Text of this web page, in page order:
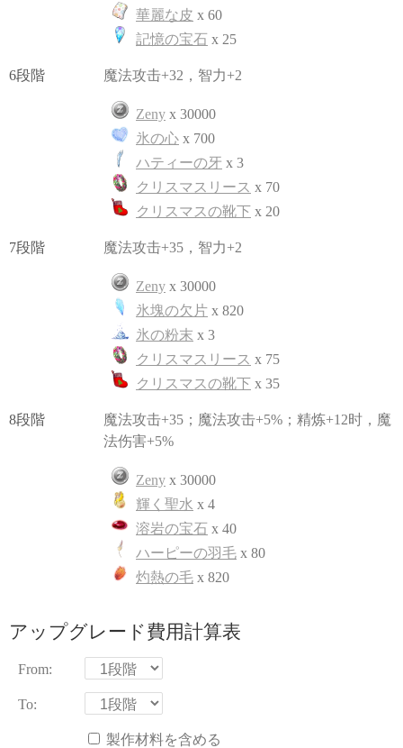
華麗な皮 x 60
記憶の宝石 x 25
6段階 魔法攻击+32，智力+2
Zeny x 30000
氷の心 x 700
ハティーの牙 x 3
クリスマスリース x 70
クリスマスの靴下 x 20
7段階 魔法攻击+35，智力+2
Zeny x 30000
氷塊の欠片 x 820
氷の粉末 x 3
クリスマスリース x 75
クリスマスの靴下 x 35
8段階
魔法攻击+35；魔法攻击+5%；精炼+12时，魔
法伤害+5%
Zeny x 30000
輝く聖水 x 4
溶岩の宝石 x 40
ハーピーの羽毛 x 80
灼熱の毛 x 820
アップグレード費用計算表
From:
To:
製作材料を含める